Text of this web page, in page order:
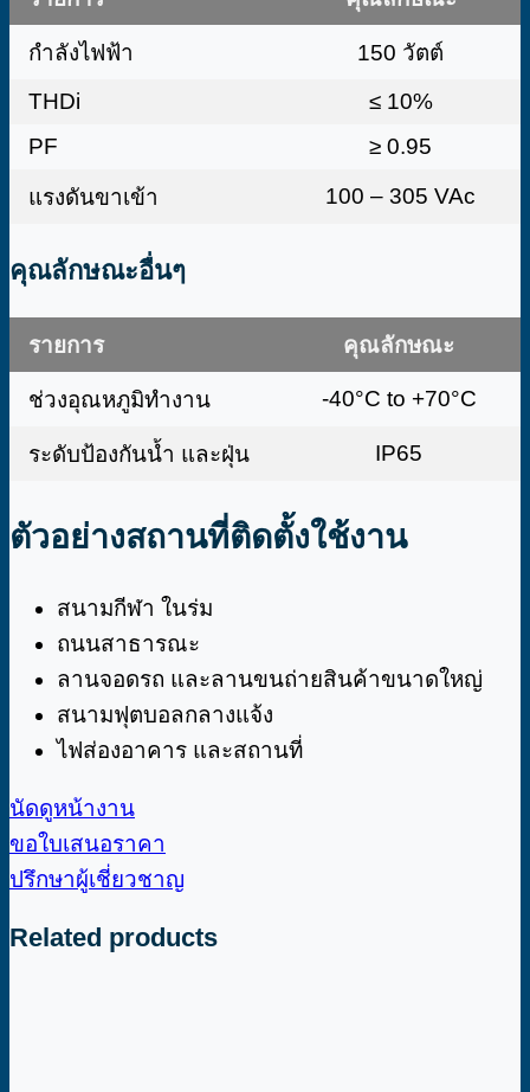
กำลังไฟฟ้า
150 วัตต์
THDi
≤ 10%
PF
≥ 0.95
แรงดันขาเข้า 100 – 305 VAc
คุณลักษณะอื่นๆ
รายการ คุณลักษณะ
ช่วงอุณหภูมิทำงาน -40°C to +70°C
ระดับป้องกันน้ำ และฝุ่น IP65
ตัวอย่างสถานที่ติดตั้งใช้งาน
สนามกีฬา ในร่ม
ถนนสาธารณะ
ลานจอดรถ และลานขนถ่ายสินค้าขนาดใหญ่
สนามฟุตบอลกลางแจ้ง
ไฟส่องอาคาร และสถานที่
นัดดูหน้างาน
ขอใบเสนอราคา
ปรึกษาผู้เชี่ยวชาญ
Related products